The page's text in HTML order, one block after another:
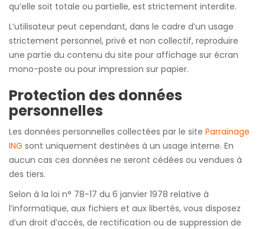
qu’elle soit totale ou partielle, est strictement interdite.
L’utilisateur peut cependant, dans le cadre d’un usage
strictement personnel, privé et non collectif, reproduire
une partie du contenu du site pour affichage sur écran
mono-poste ou pour impression sur papier.
Protection des données
personnelles
Les données personnelles collectées par le site Parrainage
ING sont uniquement destinées à un usage interne. En
aucun cas ces données ne seront cédées ou vendues à
des tiers.
Selon à la loi n° 78-17 du 6 janvier 1978 relative à
l’informatique, aux fichiers et aux libertés, vous disposez
d’un droit d’accès, de rectification ou de suppression de